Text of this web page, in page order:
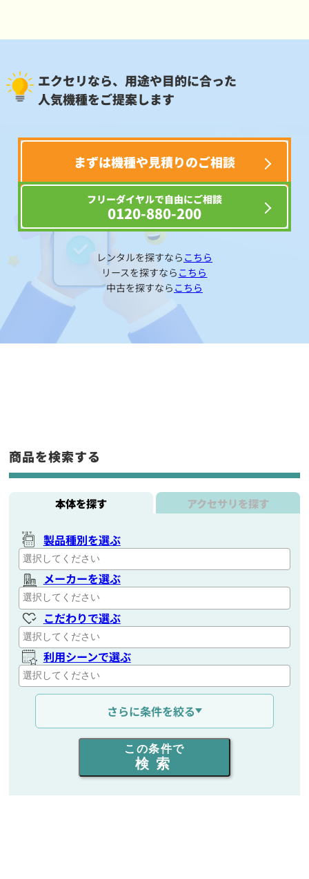
エクセリなら、用途や目的に合った
人気機種をご提案します
まずは機種や見積りのご相談
フリーダイヤルで自由にご相談
0120-880-200
レンタルを探すなら こちら
リースを探すなら こちら
中古を探すなら こちら
商品を検索する
本体を探す アクセサリを探す
製品種別を選ぶ
メーカーを選ぶ
こだわりで選ぶ
利用シーンで選ぶ
通信距離を選ぶ
出力を選ぶ
同時通話人数を選ぶ
さらに条件を絞る
この条件で
検索